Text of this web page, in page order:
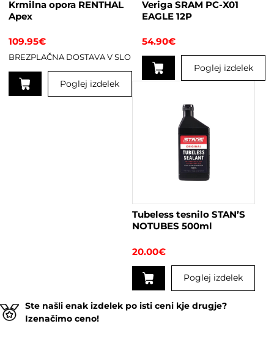
izdelka
Krmilna opora RENTHAL
Apex
109.95€
BREZPLAČNA DOSTAVA V SLO
Poglej izdelek
Veriga SRAM PC-X01
EAGLE 12P
54.90€
Poglej izdelek
Tubeless tesnilo STAN’S
NOTUBES 500ml
20.00€
Poglej izdelek
Ste našli enak izdelek po isti ceni kje drugje?
Izenačimo ceno!